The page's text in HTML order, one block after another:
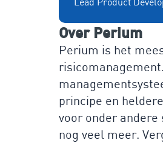
Over Perium
Perium is het
principe en
voor onder andere
nog veel meer.